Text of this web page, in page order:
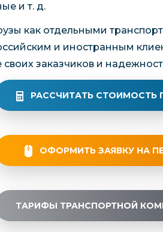
и т. д.
как отдельными
и иностранным
заказчиков и
РАССЧИТАТЬ СТОИМОСТЬ
ОФОРМИТЬ ЗАЯВКУ НА
ТАРИФЫ ТРАНСПОРТНОЙ